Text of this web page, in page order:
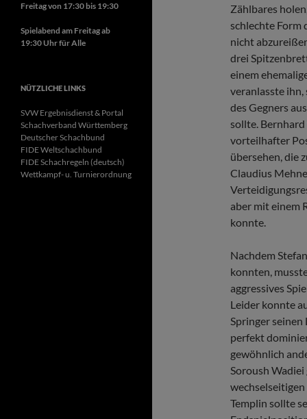
Zählbares
schlechte Form
nicht
drei
einem
veranlasste
des Gegners
sollte.
vorteilhafter
übersehen, die
Claudius
aber mit einem
konnte.
Nachdem
konnten,
aggressives
Leider konnte
Springer seinen
perfekt
gewöhnlich
Soroush Wadiei
Templin sollte
Freitag von 17:30 bis 19:30
Spielabend am Freitag ab
19:30 Uhr für Alle
NÜTZLICHE LINKS
SVW Ergebnisdienst & Portal
Schachverband Württemberg
Deutscher Schachbund
FIDE Weltschachbund
FIDE Schachregeln (deutsch)
Wettkampf- u. Turnierordnung